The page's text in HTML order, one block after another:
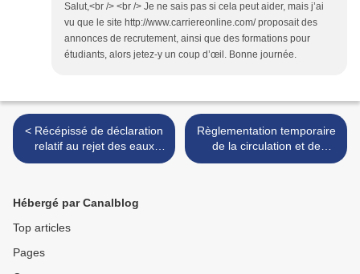
Salut,<br /> <br /> Je ne sais pas si cela peut aider, mais j’ai
vu que le site http://www.carriereonline.com/ proposait des
annonces de recrutement, ainsi que des formations pour
étudiants, alors jetez-y un coup d’œil. Bonne journée.
< Récépissé de déclaration
relatif au rejet des eaux
pluviales
Règlementation temporaire
de la circulation et de
stationnement sur la RD
Hébergé par Canalblog
Top articles
Pages